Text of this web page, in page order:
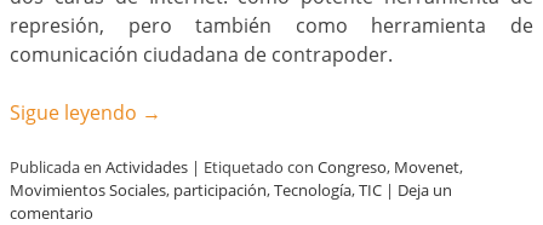
represión, pero también como herramienta de
comunicación ciudadana de contrapoder.
Sigue leyendo →
Publicada en Actividades | Etiquetado con Congreso, Movenet,
Movimientos Sociales, participación,Tecnología,TIC | Deja un
comentario